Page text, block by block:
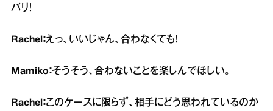
バリ！
Rachel：えっ、いいじゃん、合わなくても！
Mamiko：そうそう、合わないことを楽しんでほしい。
Rachel：このケースに限らず、相手にどう思われているのか